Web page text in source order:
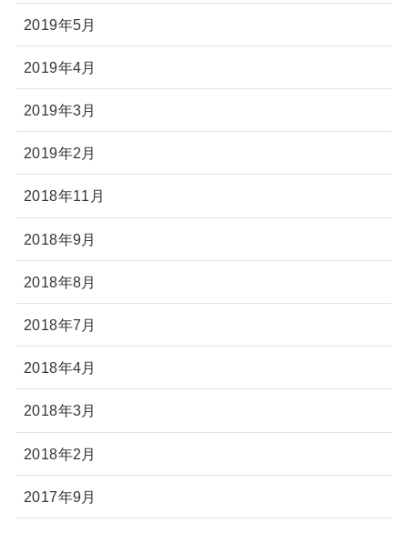
2019年5月
2019年4月
2019年3月
2019年2月
2018年11月
2018年9月
2018年8月
2018年7月
2018年4月
2018年3月
2018年2月
2017年9月